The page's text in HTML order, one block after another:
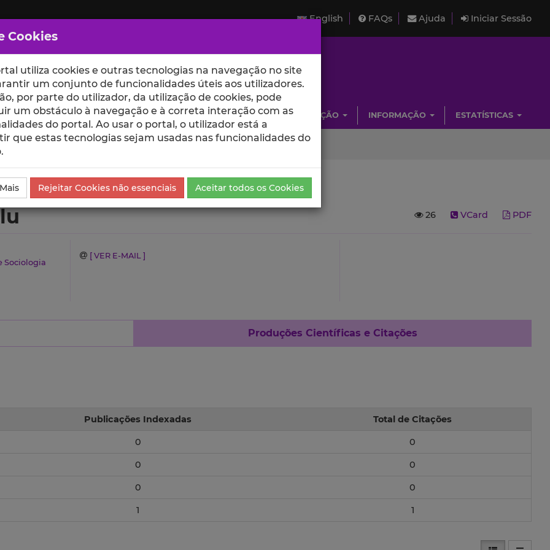
English FAQs Ajuda Iniciar Sessão
ESCOLAS UNIDADES INVESTIGAÇÃO INFORMAÇÃO ESTATÍSTICAS
Científicas e Citações
26 VCard PDF
Sociologia
[ VER E-MAIL ]
Produções Científicas e Citações
Publicações Indexadas Total de Citações
0 0
0 0
0 0
1 1
Cookies
utiliza cookies e outras tecnologias na navegação no site
um conjunto de funcionalidades úteis aos utilizadores.
por parte do utilizador, da utilização de cookies, pode
um obstáculo à navegação e à correta interação com as
do portal. Ao usar o portal, o utilizador está a
que estas tecnologias sejam usadas nas funcionalidades do
Rejeitar Cookies não essenciais Aceitar todos os Cookies